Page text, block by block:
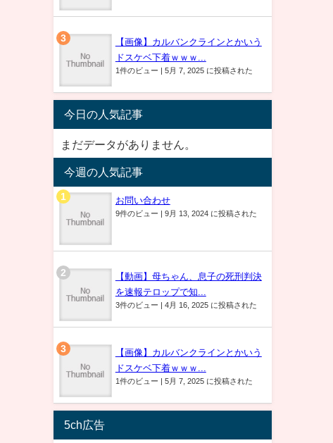
【画像】カルバンクラインとかいう
ドスケベ下着ｗｗｗ...
1件のビュー | 5月 7, 2025 に投稿された
今日の人気記事
まだデータがありません。
今週の人気記事
お問い合わせ
9件のビュー | 9月 13, 2024 に投稿された
【動画】母ちゃん、息子の死刑判決
を速報テロップで知...
3件のビュー | 4月 16, 2025 に投稿された
【画像】カルバンクラインとかいう
ドスケベ下着ｗｗｗ...
1件のビュー | 5月 7, 2025 に投稿された
5ch広告